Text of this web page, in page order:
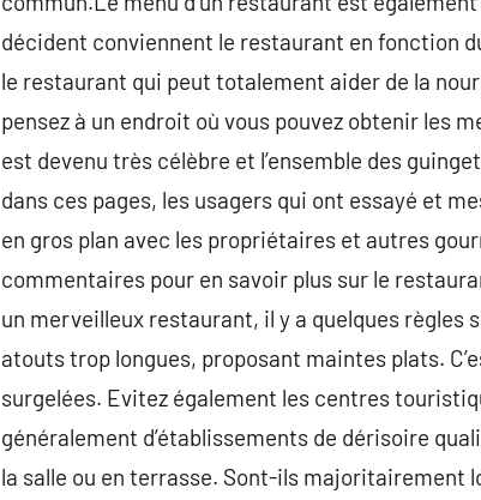
décident conviennent le restaurant en fonction
le restaurant qui peut totalement aider de la
pensez à un endroit où vous pouvez obtenir les
est devenu très célèbre et l’ensemble des
dans ces pages, les usagers qui ont essayé et
en gros plan avec les propriétaires et autres
commentaires pour en savoir plus sur le
un merveilleux restaurant, il y a quelques règles
atouts trop longues, proposant maintes plats.
surgelées. Evitez également les centres
généralement d’établissements de dérisoire
la salle ou en terrasse. Sont-ils majoritairement